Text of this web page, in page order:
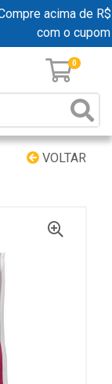
acima de
com o cupom
0
VOLTAR